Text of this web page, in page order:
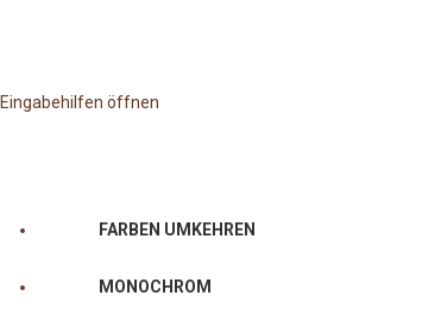
Eingabehilfen öffnen
FARBEN UMKEHREN
MONOCHROM